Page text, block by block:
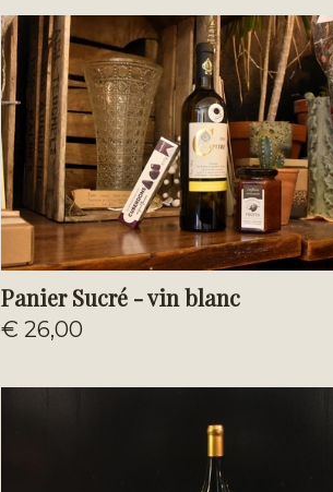
Panier Sucré - vin blanc
€ 26,00